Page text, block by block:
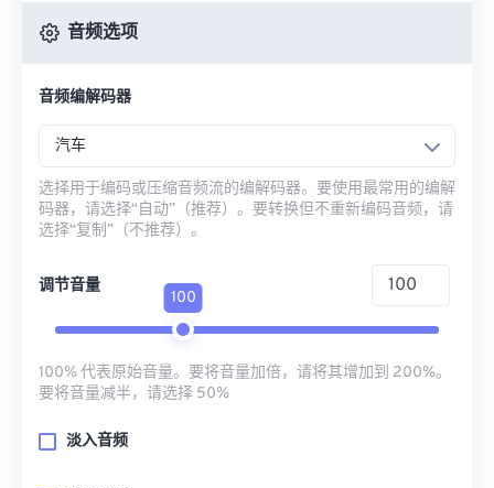
音频选项
音频编解码器
汽车
选择用于编码或压缩音频流的编解码器。要使用最常用的编解
码器，请选择“自动”（推荐）。要转换但不重新编码音频，请
选择“复制”（不推荐）。
调节音量
100
100% 代表原始音量。要将音量加倍，请将其增加到 200%。
要将音量减半，请选择 50%
淡入音频